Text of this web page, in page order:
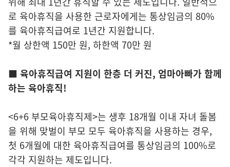
로 육아휴직을 사용한 근로자에게는 통상임금의 80%
를 육아휴직급여로 1년간 지원합니다.
*월 상한액 150만 원, 하한액 70만 원
■ 육아휴직급여 지원이 한층 더 커진, 엄마아빠가 함께
하는 육아휴직!
<6+6 부모육아휴직제>는 생후 18개월 이내 자녀 돌봄
을 위해 맞벌이 부모 모두 육아휴직을 사용하는 경우,
첫 6개월에 대한 육아휴직급여를 통상임금의 100%로
각각 지원하는 제도입니다.